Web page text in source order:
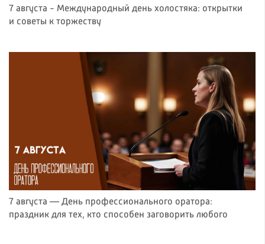
7 августа - Международный день холостяка: открытки
и советы к торжеству
7 августа — День профессионального оратора:
праздник для тех, кто способен заговорить любого